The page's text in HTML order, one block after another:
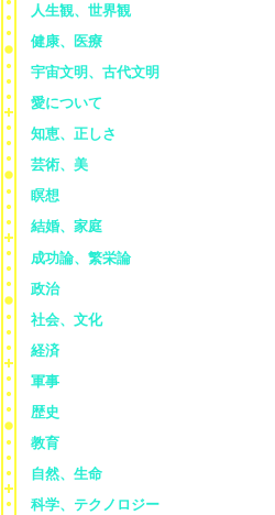
人生観、世界観
健康、医療
宇宙文明、古代文明
愛について
知恵、正しさ
芸術、美
瞑想
結婚、家庭
成功論、繁栄論
政治
社会、文化
経済
軍事
歴史
教育
自然、生命
科学、テクノロジー